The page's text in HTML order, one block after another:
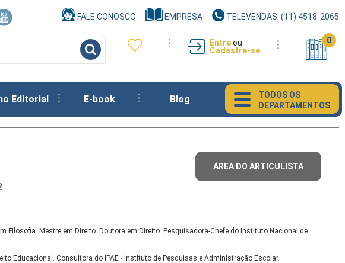
FALE CONOSCO EMPRESA TELEVENDAS: (11) 4518-2065
Entreou
Cadastre-se
0
Editorial E-book Blog
TODOS OS
DEPARTAMENTOS
ÁREA DO ARTICULISTA
Filosofia. Mestre em Direito. Doutora em Direito. Pesquisadora-Chefe do Instituto Nacional de
Educacional. Consultora do IPAE - Instituto de Pesquisas e Administração Escolar.